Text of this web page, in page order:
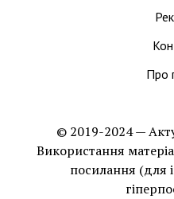
Про
© 2019-2024 —
Використання
посилання (для